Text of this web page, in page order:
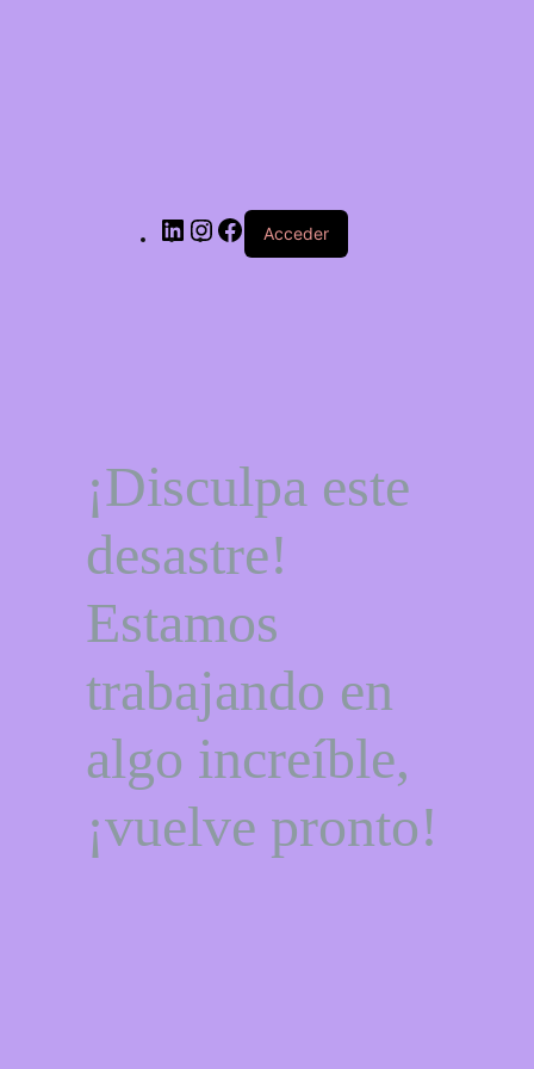
Acceder
¡Disculpa este
desastre!
Estamos
trabajando en
algo increíble,
¡vuelve pronto!